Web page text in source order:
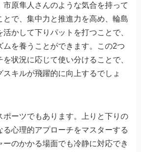
市原隼人さんのような気合を持って
とで、集中力と推進力を高め、輪島
かして下りパットを打つことで、
ムを養うことができます。この2つ
状況に応じて使い分けることで、
キルが飛躍的に向上するでしょ
ポーツでもあります。上りと下りの
る心理的アプローチをマスターする
ーのかかる場面でも冷静に対応でき